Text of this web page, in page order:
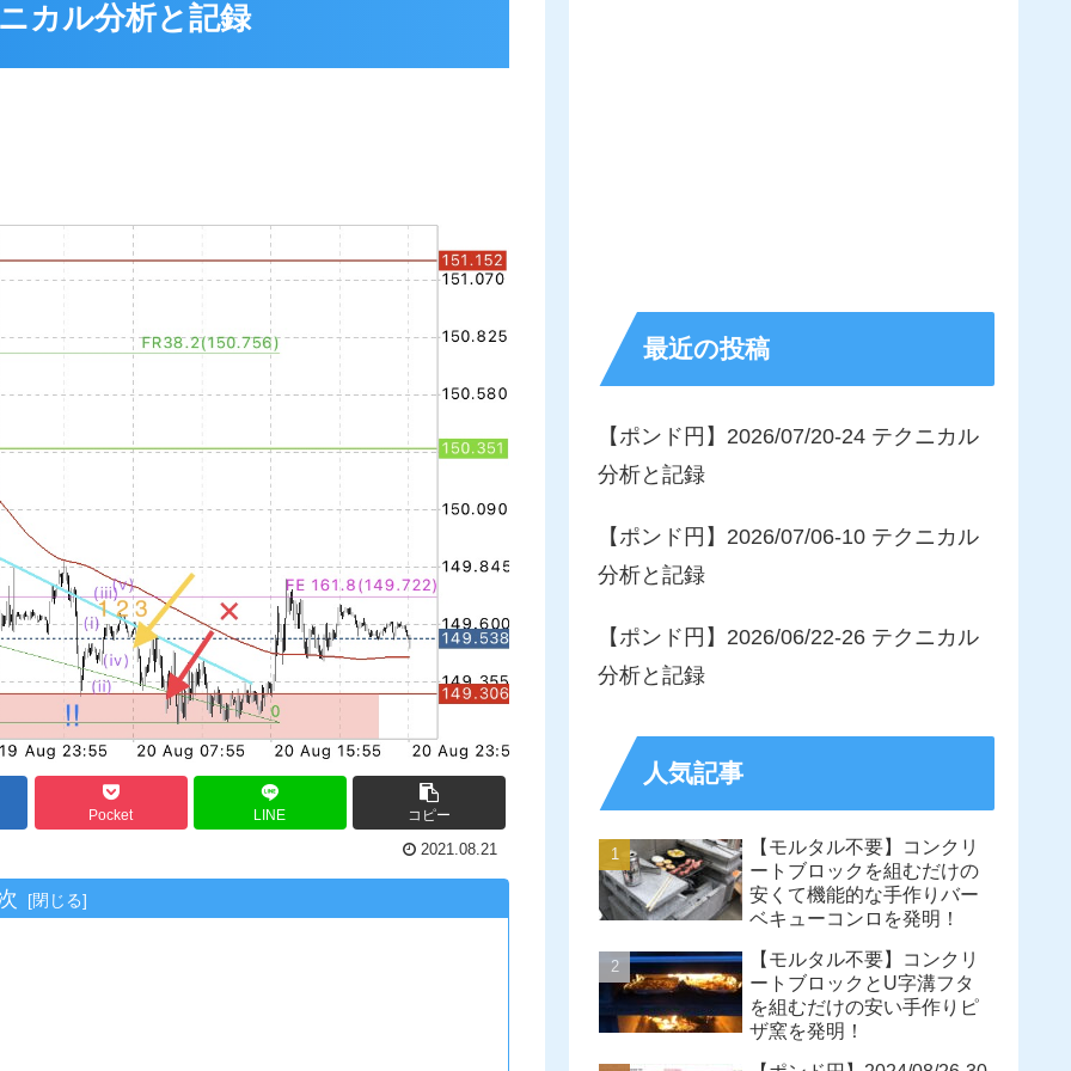
カル分析と記録
Pocket LINE コピー
2021.08.21
最近の投稿
【ポンド円】2026/07/20-24 テクニカル
分析と記録
【ポンド円】2026/07/06-10 テクニカル
分析と記録
【ポンド円】2026/06/22-26 テクニカル
分析と記録
人気記事
【モルタル不要】コンクリ
ートブロックを組むだけの
安くて機能的な手作りバー
ベキューコンロを発明！
【モルタル不要】コンクリ
ートブロックとU字溝フタ
を組むだけの安い手作りピ
ザ窯を発明！